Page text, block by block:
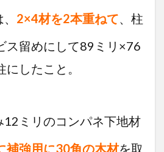
2×4材を2本重ねて、柱
ス留めにして89ミリ×76
したこと。
12ミリのコンパネ下地材
補強用に30角の木材を取